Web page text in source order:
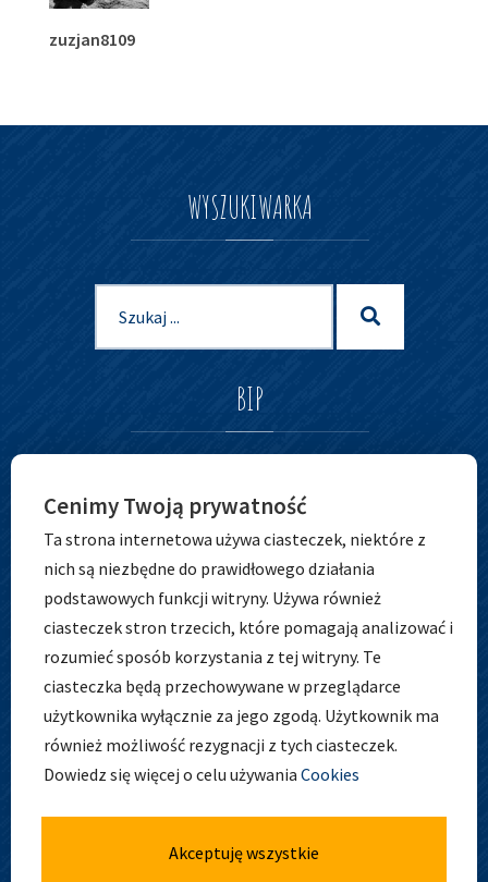
zuzjan8109
WYSZUKIWARKA
dla:
BIP
ADRES
Zespół Szkolno-Przedszkolny nr 5
ul. Osobowicka 127
51-004 Wrocław
tel. 71 798 44 28
Cenimy Twoją prywatność
Ta strona internetowa używa ciasteczek, niektóre z
nich są niezbędne do prawidłowego działania
podstawowych funkcji witryny. Używa również
ciasteczek stron trzecich, które pomagają analizować i
rozumieć sposób korzystania z tej witryny. Te
ciasteczka będą przechowywane w przeglądarce
użytkownika wyłącznie za jego zgodą. Użytkownik ma
również możliwość rezygnacji z tych ciasteczek.
Dowiedz się więcej o celu używania Cookies
Akceptuję wszystkie